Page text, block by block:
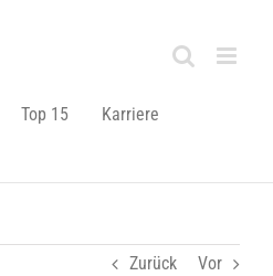
Top 15
Karriere
Zurück Vor